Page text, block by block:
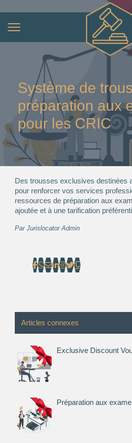
Système de
préparation aux
pour les CRIC
Des trousses exclusives destinées
pour renforcer vos services
ressources de préparation aux
ajoutée et à une tarification
Par Jurislocator Admin
Articles connexes
Exclusive Discount
Préparation aux